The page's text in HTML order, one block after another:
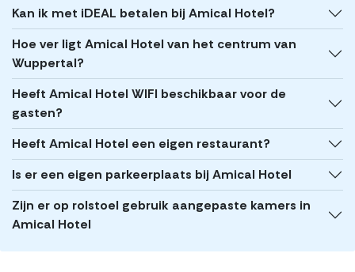
Kan ik met iDEAL betalen bij Amical Hotel?
Hoe ver ligt Amical Hotel van het centrum van
Wuppertal?
Heeft Amical Hotel WIFI beschikbaar voor de
gasten?
Heeft Amical Hotel een eigen restaurant?
Is er een eigen parkeerplaats bij Amical Hotel
Zijn er op rolstoel gebruik aangepaste kamers in
Amical Hotel